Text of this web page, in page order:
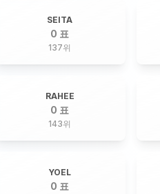
SEITA
0 표
137위
RAHEE
0 표
143위
YOEL
0 표